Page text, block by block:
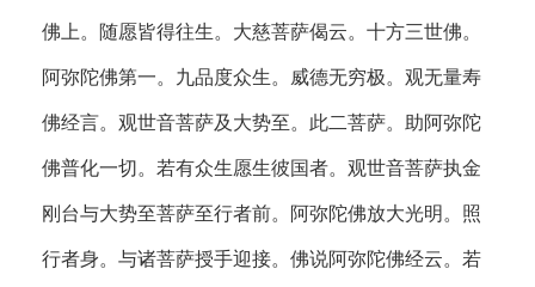
佛上。随愿皆得往生。大慈菩萨偈云。十方三世佛。
阿弥陀佛第一。九品度众生。威德无穷极。观无量寿
佛经言。观世音菩萨及大势至。此二菩萨。助阿弥陀
佛普化一切。若有众生愿生彼国者。观世音菩萨执金
刚台与大势至菩萨至行者前。阿弥陀佛放大光明。照
行者身。与诸菩萨授手迎接。佛说阿弥陀佛经云。若